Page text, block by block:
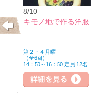
8/10
キモノ地で作る洋服
第２・４月曜
（全6回）
14：50～16：50 定員 12名
詳細を見る